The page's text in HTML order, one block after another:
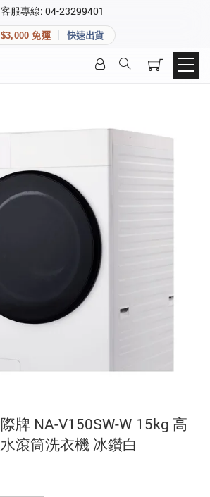
客服專線: 04-23299401
$3,000 免運 快速出貨
牌 NA-V150SW-W 15kg 高
滾筒洗衣機 冰鑽白
庭
員資料與收藏清單。